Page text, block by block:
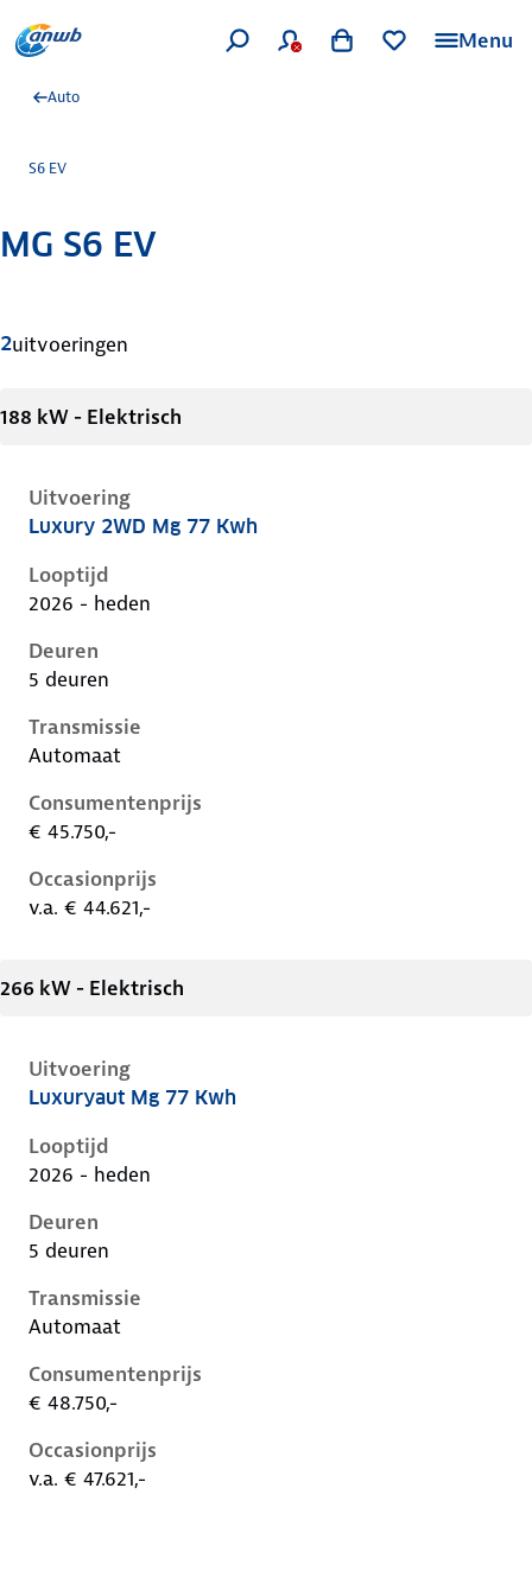
Menu
Auto
S6 EV
MG S6 EV
2uitvoeringen
188 kW - Elektrisch
Uitvoering
MG S6 EV i, mg 77 kwh, 188 kW, Elektrisch, 5 deuren
Luxury 2WD Mg 77 Kwh
Looptijd
2026 - heden
Deuren
5 deuren
Transmissie
Automaat
Consumentenprijs
€ 45.750,-
Occasionprijs
v.a. € 44.621,-
266 kW - Elektrisch
Uitvoering
MG S6 EV i, mg 77 kwh, 266 kW, Elektrisch, 5 deuren
Luxuryaut Mg 77 Kwh
Looptijd
2026 - heden
Deuren
5 deuren
Transmissie
Automaat
Consumentenprijs
€ 48.750,-
Occasionprijs
v.a. € 47.621,-